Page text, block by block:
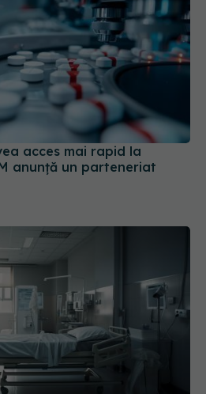
acces mai rapid la
anunță un parteneriat